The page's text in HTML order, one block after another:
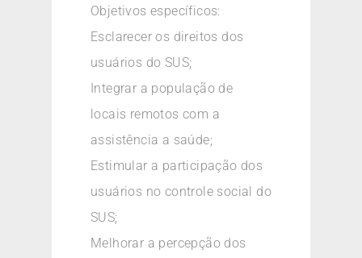
Objetivos específicos:
Esclarecer os direitos dos
usuários do SUS;
Integrar a população de
locais remotos com a
assistência a saúde;
Estimular a participação dos
usuários no controle social do
SUS;
Melhorar a percepção dos